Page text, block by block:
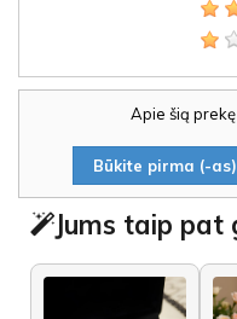
Apie šią
Būkite pirma (-
Jums taip